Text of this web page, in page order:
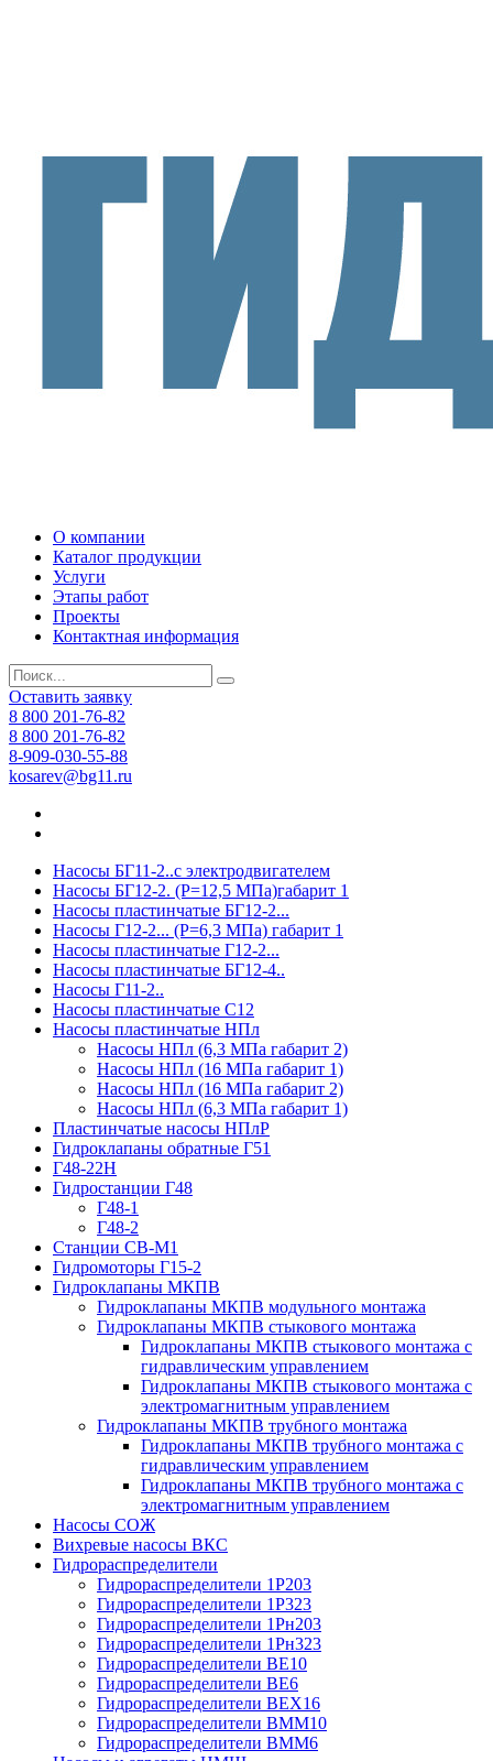
О компании
Каталог продукции
Услуги
Этапы работ
Проекты
Контактная информация
Оставить заявку
8 800 201-76-82
8 800 201-76-82
8-909-030-55-88
kosarev@bg11.ru
Насосы БГ11-2..с электродвигателем
Насосы БГ12-2. (Р=12,5 МПа)габарит 1
Насосы пластинчатые БГ12-2...
Насосы Г12-2... (Р=6,3 МПа) габарит 1
Насосы пластинчатые Г12-2...
Насосы пластинчатые БГ12-4..
Насосы Г11-2..
Насосы пластинчатые С12
Насосы пластинчатые НПл
Насосы НПл (6,3 МПа габарит 2)
Насосы НПл (16 МПа габарит 1)
Насосы НПл (16 МПа габарит 2)
Насосы НПл (6,3 МПа габарит 1)
Пластинчатые насосы НПлР
Гидроклапаны обратные Г51
Г48-22Н
Гидростанции Г48
Г48-1
Г48-2
Станции СВ-М1
Гидромоторы Г15-2
Гидроклапаны МКПВ
Гидроклапаны МКПВ модульного монтажа
Гидроклапаны МКПВ стыкового монтажа
Гидроклапаны МКПВ стыкового монтажа с
гидравлическим управлением
Гидроклапаны МКПВ стыкового монтажа с
электромагнитным управлением
Гидроклапаны МКПВ трубного монтажа
Гидроклапаны МКПВ трубного монтажа с
гидравлическим управлением
Гидроклапаны МКПВ трубного монтажа с
электромагнитным управлением
Насосы СОЖ
Вихревые насосы ВКС
Гидрораспределители
Гидрораспределители 1Р203
Гидрораспределители 1Р323
Гидрораспределители 1Рн203
Гидрораспределители 1Рн323
Гидрораспределители ВЕ10
Гидрораспределители ВЕ6
Гидрораспределители ВЕХ16
Гидрораспределители ВММ10
Гидрораспределители ВММ6